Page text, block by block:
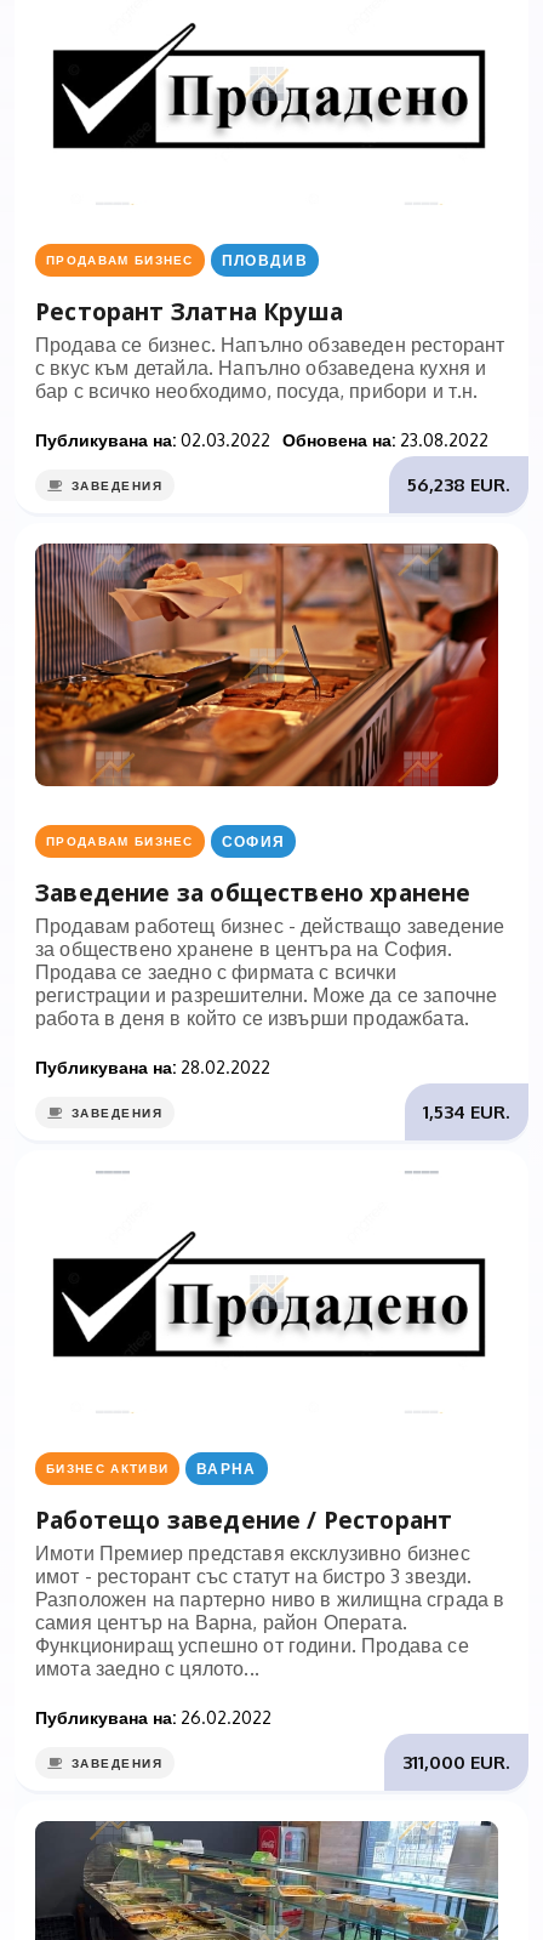
ПРОДАВАМ БИЗНЕС ПЛОВДИВ
Ресторант Златна Круша
Продава се бизнес. Напълно обзаведен ресторант
с вкус към детайла. Напълно обзаведена кухня и
бар с всичко необходимо, посуда, прибори и т.н.
Публикувана на: 02.03.2022 Обновена на: 23.08.2022
56,238 EUR.
ЗАВЕДЕНИЯ
ПРОДАВАМ БИЗНЕС СОФИЯ
Заведение за обществено хранене
Продавам работещ бизнес - действащо заведение
за обществено хранене в центъра на София.
Продава се заедно с фирмата с всички
регистрации и разрешителни. Може да се започне
работа в деня в който се извърши продажбата.
Публикувана на: 28.02.2022
1,534 EUR.
ЗАВЕДЕНИЯ
БИЗНЕС АКТИВИ ВАРНА
Работещо заведение / Ресторант
Имоти Премиер представя ексклузивно бизнес
имот - ресторант със статут на бистро 3 звезди.
Разположен на партерно ниво в жилищна сграда в
самия център на Варна, район Операта.
Функциониращ успешно от години. Продава се
имота заедно с цялото...
Публикувана на: 26.02.2022
311,000 EUR.
ЗАВЕДЕНИЯ